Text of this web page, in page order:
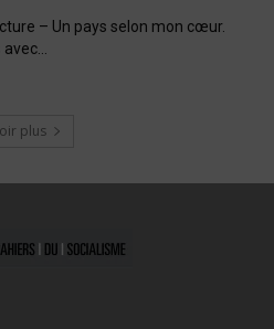
– Un pays selon mon cœur.
plus